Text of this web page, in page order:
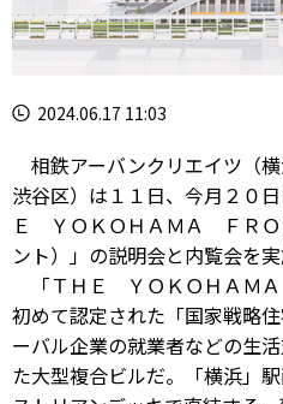
2024.06.17 11:03
相鉄アーバンクリエイツ（
渋谷区）は１１日、今月２０
Ｅ ＹＯＫＯＨＡＭＡ ＦＲ
ント）」の説明会と内覧会を実
「ＴＨＥ ＹＯＫＯＨＡＭ
初めて認定された「国家戦略
ーバル企業の就業者などの生
た大型複合ビルだ。「横浜」